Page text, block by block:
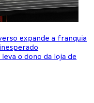
expande a franquia
o dono da loja de